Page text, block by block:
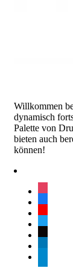
Willkommen
dynamisch
Palette von
bieten auch
können!